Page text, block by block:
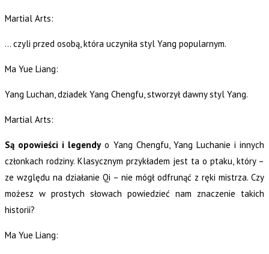
Martial Arts:
… czyli przed osobą, która uczyniła styl Yang popularnym.
Ma Yue Liang:
Yang Luchan, dziadek Yang Chengfu, stworzył dawny styl Yang.
Martial Arts:
Są opowieści i legendyo Yang Chengfu, Yang Luchanie i innych
członkach rodziny. Klasycznym przykładem jest ta o ptaku, który –
ze względu na działanie Qi – nie mógł odfrunąć z ręki mistrza. Czy
możesz w prostych słowach powiedzieć nam znaczenie takich
historii?
Ma Yue Liang: